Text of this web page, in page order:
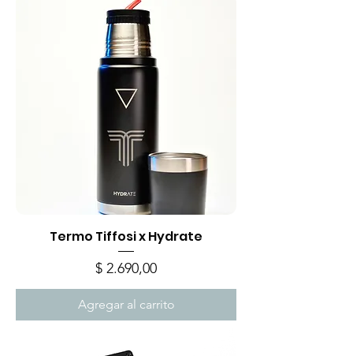
Termo Tiffosi x Hydrate
Precio
$ 2.690,00
Agregar al carrito